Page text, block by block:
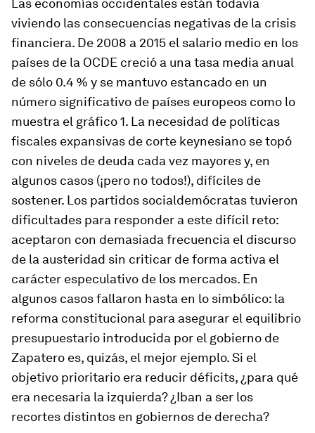
Las economías occidentales están todavía
viviendo las consecuencias negativas de la crisis
financiera. De 2008 a 2015 el salario medio en los
países de la OCDE creció a una tasa media anual
de sólo 0.4 % y se mantuvo estancado en un
número significativo de países europeos como lo
muestra el gráfico 1. La necesidad de políticas
fiscales expansivas de corte keynesiano se topó
con niveles de deuda cada vez mayores y, en
algunos casos (¡pero no todos!), difíciles de
sostener. Los partidos socialdemócratas tuvieron
dificultades para responder a este difícil reto:
aceptaron con demasiada frecuencia el discurso
de la austeridad sin criticar de forma activa el
carácter especulativo de los mercados. En
algunos casos fallaron hasta en lo simbólico: la
reforma constitucional para asegurar el equilibrio
presupuestario introducida por el gobierno de
Zapatero es, quizás, el mejor ejemplo. Si el
objetivo prioritario era reducir déficits, ¿para qué
era necesaria la izquierda? ¿Iban a ser los
recortes distintos en gobiernos de derecha?